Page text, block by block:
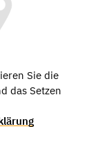
Sie die
das Setzen